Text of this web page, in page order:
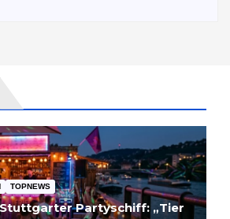
TOPNEWS
Partyschiff: „Tier